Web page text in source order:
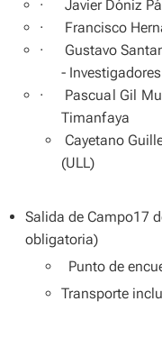
·
Javier Dóniz
·
Francisco
· Gustavo
- Investigadores
·
Pascual Gil
Timanfaya
Cayetano
(ULL)
Salida de Campo17
obligatoria)
Punto de
Transporte